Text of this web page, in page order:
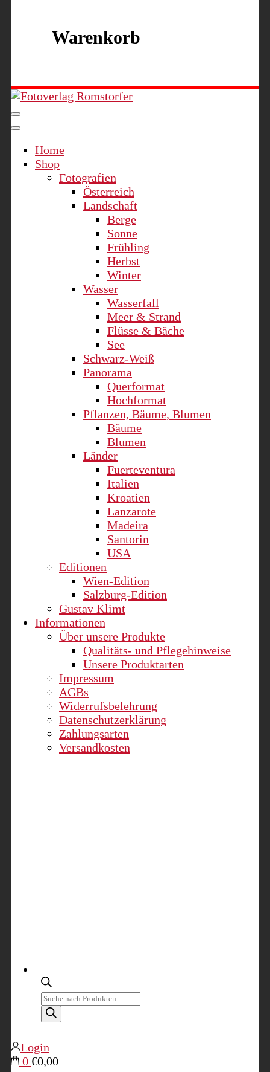
Warenkorb
Home
Shop
Fotografien
Österreich
Landschaft
Berge
Sonne
Frühling
Herbst
Winter
Wasser
Wasserfall
Meer & Strand
Flüsse & Bäche
See
Schwarz-Weiß
Panorama
Querformat
Hochformat
Pflanzen, Bäume, Blumen
Bäume
Blumen
Länder
Fuerteventura
Italien
Kroatien
Lanzarote
Madeira
Santorin
USA
Editionen
Wien-Edition
Salzburg-Edition
Gustav Klimt
Informationen
Über unsere Produkte
Qualitäts- und Pflegehinweise
Unsere Produktarten
Impressum
AGBs
Widerrufsbelehrung
Datenschutzerklärung
Zahlungsarten
Versandkosten
Products
search
Login
0 €0,00